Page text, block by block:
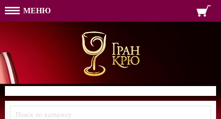
МЕНЮ
ПАРОЛЬ
ФОРМА ОБРАТНОЙ
ТЕЛЕФОН:
ИМЯ
ПАРОЛЬ